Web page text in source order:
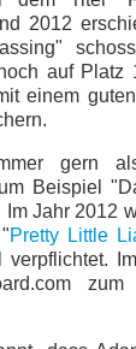
2012
auf Platz
einem
gern
Beispiel
Im Jahr 2012
Pretty Little
verpflichtet.
zum